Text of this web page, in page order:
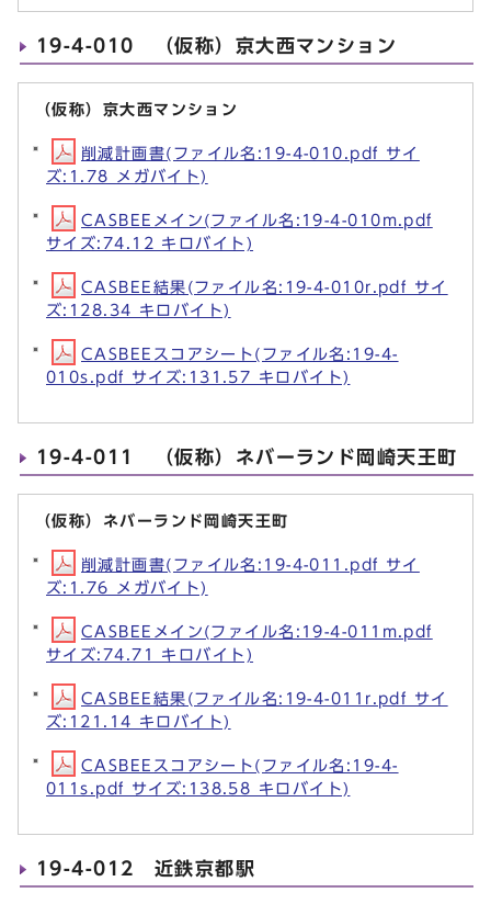
19-4-010 （仮称）京大西マンション
（仮称）京大西マンション
削減計画書(ファイル名:19-4-010.pdf サイ
ズ:1.78 メガバイト)
CASBEEメイン(ファイル名:19-4-010m.pdf
サイズ:74.12 キロバイト)
CASBEE結果(ファイル名:19-4-010r.pdf サイ
ズ:128.34 キロバイト)
CASBEEスコアシート(ファイル名:19-4-
010s.pdf サイズ:131.57 キロバイト)
19-4-011 （仮称）ネバーランド岡崎天王町
（仮称）ネバーランド岡崎天王町
削減計画書(ファイル名:19-4-011.pdf サイ
ズ:1.76 メガバイト)
CASBEEメイン(ファイル名:19-4-011m.pdf
サイズ:74.71 キロバイト)
CASBEE結果(ファイル名:19-4-011r.pdf サイ
ズ:121.14 キロバイト)
CASBEEスコアシート(ファイル名:19-4-
011s.pdf サイズ:138.58 キロバイト)
19-4-012 近鉄京都駅